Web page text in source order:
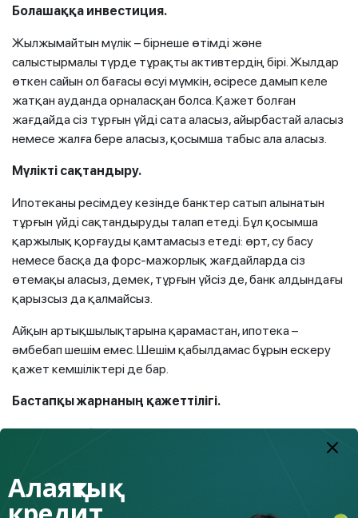
Болашаққа инвестиция.
Жылжымайтын мүлік – бірнеше өтімді және
салыстырмалы түрде тұрақты активтердің бірі. Жылдар
өткен сайын ол бағасы өсуі мүмкін, әсіресе дамып келе
жатқан ауданда орналасқан болса. Қажет болған
жағдайда сіз тұрғын үйді сата аласыз, айырбастай аласыз
немесе жалға бере аласыз, қосымша табыс ала аласыз.
Мүлікті сақтандыру.
Ипотеканы ресімдеу кезінде банктер сатып алынатын
тұрғын үйді сақтандыруды талап етеді. Бұл қосымша
қаржылық қорғауды қамтамасыз етеді: өрт, су басу
немесе басқа да форс-мажорлық жағдайларда сіз
өтемақы аласыз, демек, тұрғын үйсіз де, банк алдындағы
қарызсыз да қалмайсыз.
Айқын артықшылықтарына қарамастан, ипотека –
әмбебап шешім емес. Шешім қабылдамас бұрын ескеру
қажет кемшіліктері де бар.
Бастапқы жарнаның қажеттілігі.
Ипотекалық бағдарламалардың көпшілігі тұрғын үй
құнының 10%-дан 30%-ға дейін жарнаны талап етеді. Бұл
ипотека алу мүмкін емес немесе айтарлықтай қиын.
Алаяқтық